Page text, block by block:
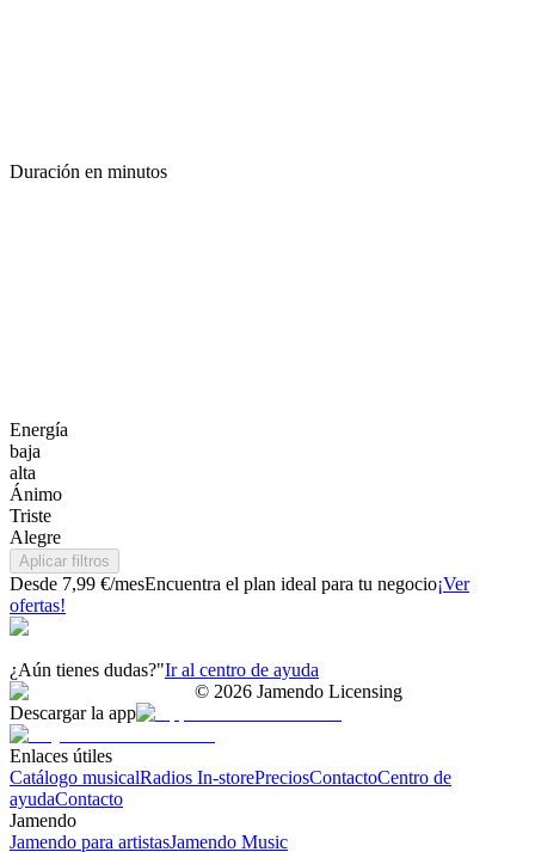
Duración en minutos
Energía
baja
alta
Ánimo
Triste
Alegre
Aplicar filtros
Desde 7,99 €/mesEncuentra el plan ideal para tu negocio¡Ver
ofertas!
¿Aún tienes dudas?"Ir al centro de ayuda
© 2026 Jamendo Licensing
Descargar la app
Enlaces útiles
Catálogo musicalRadios In-storePreciosContactoCentro de
ayudaContacto
Jamendo
Jamendo para artistasJamendo Music